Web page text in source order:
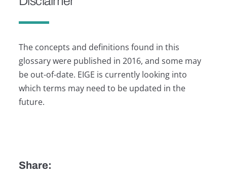
The concepts and definitions found in this
glossary were published in 2016, and some may
be out-of-date. EIGE is currently looking into
which terms may need to be updated in the
future.
Share: